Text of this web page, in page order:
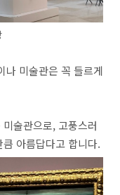
나 미술관은 꼭 들르게
술관으로, 고풍스러
아름답다고 합니다.